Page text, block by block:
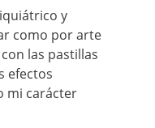
y
como por arte
las pastillas
efectos
mi carácter